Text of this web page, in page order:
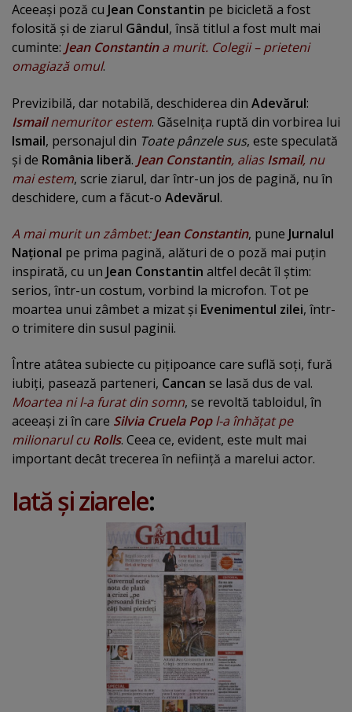
Aceeaşi poză cu Jean Constantin pe bicicletă a fost
folosită şi de ziarul Gândul, însă titlul a fost mult mai
cuminte: Jean Constantina murit. Colegii – prieteni
omagiază omul.
Previzibilă, dar notabilă, deschiderea din Adevărul:
Ismailnemuritor estem. Găselniţa ruptă din vorbirea lui
Ismail, personajul din Toate pânzele sus, este speculată
şi de România liberă. Jean Constantin, aliasIsmail, nu
mai estem, scrie ziarul, dar într-un jos de pagină, nu în
deschidere, cum a făcut-o Adevărul.
A mai murit un zâmbet:Jean Constantin, pune Jurnalul
Naţional pe prima pagină, alături de o poză mai puţin
inspirată, cu un Jean Constantin altfel decât îl ştim:
serios, într-un costum, vorbind la microfon. Tot pe
moartea unui zâmbet a mizat şi Evenimentul zilei, într-
o trimitere din susul paginii.
Între atâtea subiecte cu piţipoance care suflă soţi, fură
iubiţi, pasează parteneri, Cancan se lasă dus de val.
Moartea ni l-a furat din somn, se revoltă tabloidul, în
aceeaşi zi în care Silvia Cruela Popl-a înhăţat pe
milionarul cuRolls. Ceea ce, evident, este mult mai
important decât trecerea în nefiinţă a marelui actor.
Iată şi ziarele: